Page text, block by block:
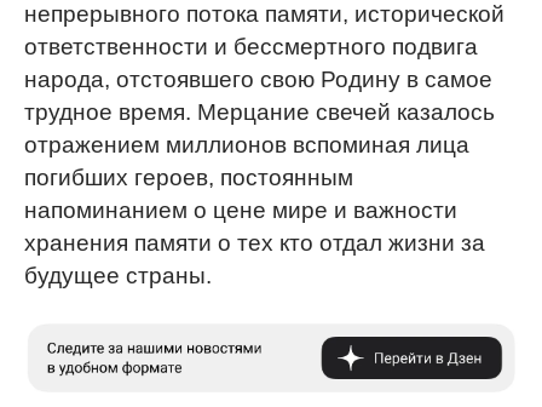
непрерывного потока памяти, исторической
ответственности и бессмертного подвига
народа, отстоявшего свою Родину в самое
трудное время. Мерцание свечей казалось
отражением миллионов вспоминая лица
погибших героев, постоянным
напоминанием о цене мире и важности
хранения памяти о тех кто отдал жизни за
будущее страны.